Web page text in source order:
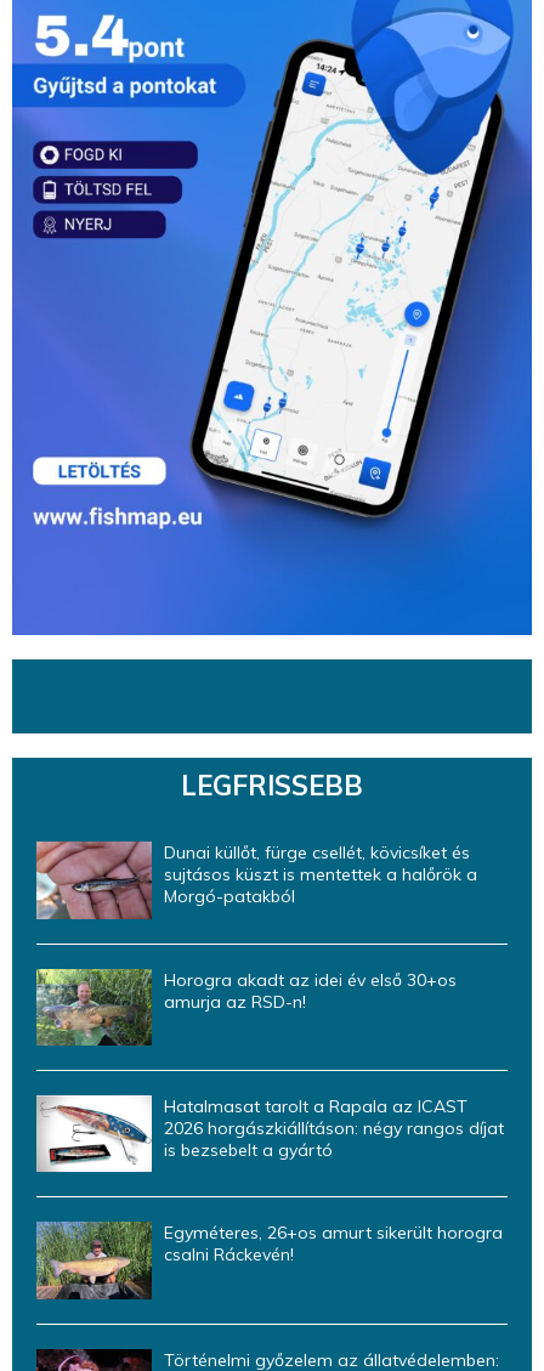
LEGFRISSEBB
Dunai küllőt, fürge csellét, kövicsíket és
sujtásos küszt is mentettek a halőrök a
Morgó-patakból
Horogra akadt az idei év első 30+os
amurja az RSD-n!
Hatalmasat tarolt a Rapala az ICAST
2026 horgászkiállításon: négy rangos díjat
is bezsebelt a gyártó
Egyméteres, 26+os amurt sikerült horogra
csalni Ráckevén!
Történelmi győzelem az állatvédelemben: